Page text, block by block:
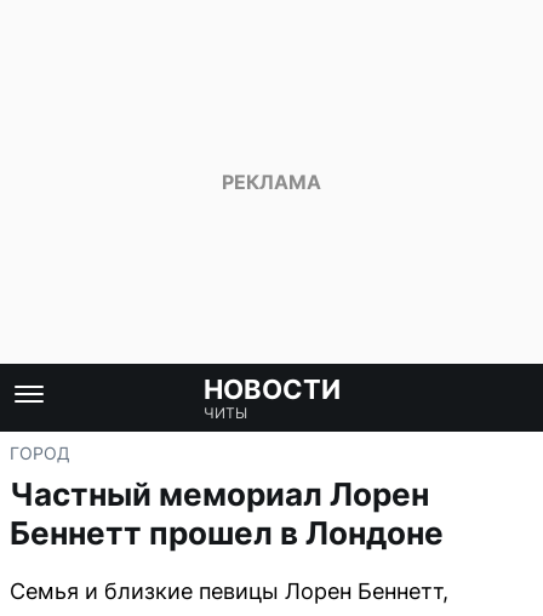
НОВОСТИ
ЧИТЫ
ГОРОД
Частный мемориал Лорен
Беннетт прошел в Лондоне
Семья и близкие певицы Лорен Беннетт,